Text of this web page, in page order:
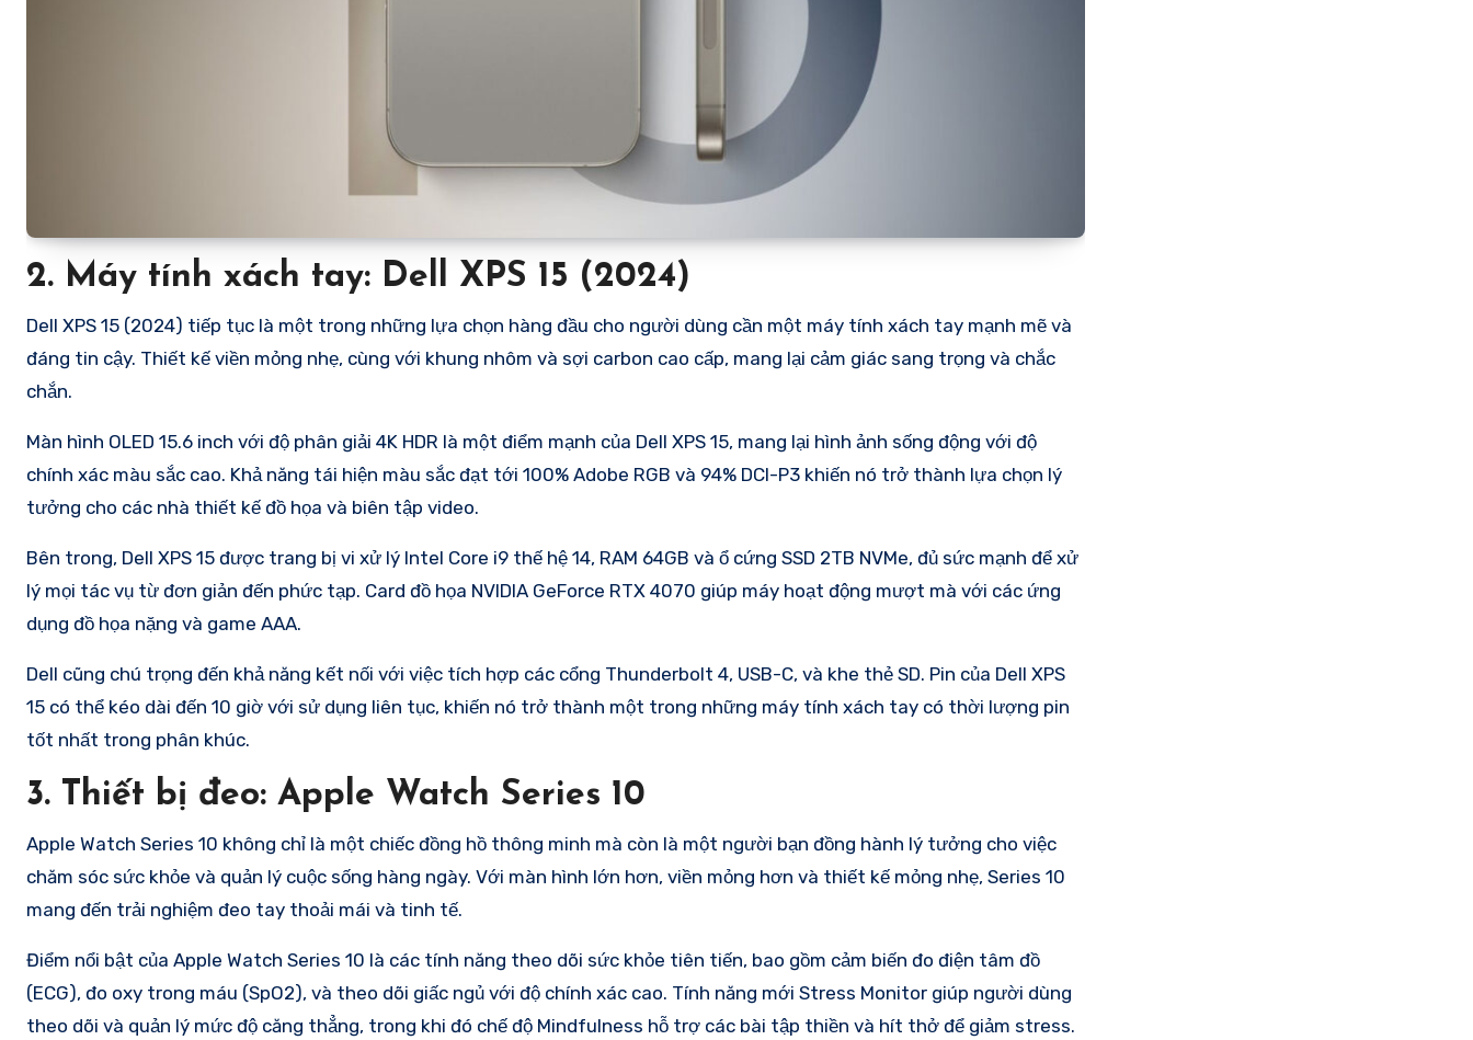
2. Máy tính xách tay: Dell XPS 15 (2024)
Dell XPS 15 (2024) tiếp tục là một trong những lựa chọn hàng đầu cho người dùng cần một máy tính xách tay mạnh mẽ và
đáng tin cậy. Thiết kế viền mỏng nhẹ, cùng với khung nhôm và sợi carbon cao cấp, mang lại cảm giác sang trọng và chắc
chắn.
Màn hình OLED 15.6 inch với độ phân giải 4K HDR là một điểm mạnh của Dell XPS 15, mang lại hình ảnh sống động với độ
chính xác màu sắc cao. Khả năng tái hiện màu sắc đạt tới 100% Adobe RGB và 94% DCI-P3 khiến nó trở thành lựa chọn lý
tưởng cho các nhà thiết kế đồ họa và biên tập video.
Bên trong, Dell XPS 15 được trang bị vi xử lý Intel Core i9 thế hệ 14, RAM 64GB và ổ cứng SSD 2TB NVMe, đủ sức mạnh để xử
lý mọi tác vụ từ đơn giản đến phức tạp. Card đồ họa NVIDIA GeForce RTX 4070 giúp máy hoạt động mượt mà với các ứng
dụng đồ họa nặng và game AAA.
Dell cũng chú trọng đến khả năng kết nối với việc tích hợp các cổng Thunderbolt 4, USB-C, và khe thẻ SD. Pin của Dell XPS
15 có thể kéo dài đến 10 giờ với sử dụng liên tục, khiến nó trở thành một trong những máy tính xách tay có thời lượng pin
tốt nhất trong phân khúc.
3. Thiết bị đeo: Apple Watch Series 10
Apple Watch Series 10 không chỉ là một chiếc đồng hồ thông minh mà còn là một người bạn đồng hành lý tưởng cho việc
chăm sóc sức khỏe và quản lý cuộc sống hàng ngày. Với màn hình lớn hơn, viền mỏng hơn và thiết kế mỏng nhẹ, Series 10
mang đến trải nghiệm đeo tay thoải mái và tinh tế.
Điểm nổi bật của Apple Watch Series 10 là các tính năng theo dõi sức khỏe tiên tiến, bao gồm cảm biến đo điện tâm đồ
(ECG), đo oxy trong máu (SpO2), và theo dõi giấc ngủ với độ chính xác cao. Tính năng mới Stress Monitor giúp người dùng
theo dõi và quản lý mức độ căng thẳng, trong khi đó chế độ Mindfulness hỗ trợ các bài tập thiền và hít thở để giảm stress.